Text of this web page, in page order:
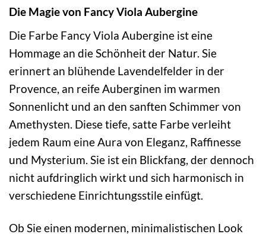
Die Magie von Fancy Viola Aubergine
Die Farbe Fancy Viola Aubergine ist eine
Hommage an die Schönheit der Natur. Sie
erinnert an blühende Lavendelfelder in der
Provence, an reife Auberginen im warmen
Sonnenlicht und an den sanften Schimmer von
Amethysten. Diese tiefe, satte Farbe verleiht
jedem Raum eine Aura von Eleganz, Raffinesse
und Mysterium. Sie ist ein Blickfang, der dennoch
nicht aufdringlich wirkt und sich harmonisch in
verschiedene Einrichtungsstile einfügt.
Ob Sie einen modernen, minimalistischen Look